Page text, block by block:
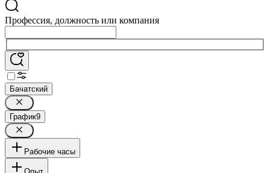
Профессия, должность или компания
Бачатский
График9
Рабочие часы